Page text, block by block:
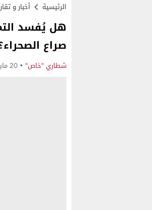
الرئيسية أخبار و
هل يُفسد
صراع
شطاري "خاص" 20 مايو 2016